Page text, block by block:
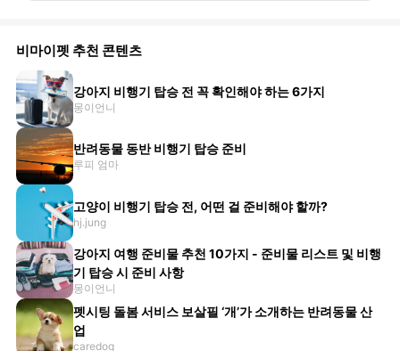
비마이펫 추천 콘텐츠
강아지 비행기 탑승 전 꼭 확인해야 하는 6가지
몽이언니
반려동물 동반 비행기 탑승 준비
루피 엄마
고양이 비행기 탑승 전, 어떤 걸 준비해야 할까?
hj.jung
강아지 여행 준비물 추천 10가지 - 준비물 리스트 및 비행
기 탑승 시 준비 사항
몽이언니
펫시팅 돌봄 서비스 보살필 ‘개’가 소개하는 반려동물 산
업
caredog